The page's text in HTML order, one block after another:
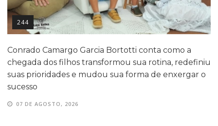
244
Conrado Camargo Garcia Bortotti conta como a
chegada dos filhos transformou sua rotina, redefiniu
suas prioridades e mudou sua forma de enxergar o
sucesso
07 DE AGOSTO, 2026